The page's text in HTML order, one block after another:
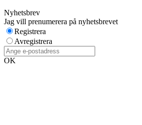
Nyhetsbrev
Jag vill prenumerera på nyhetsbrevet
Registrera
Avregistrera
OK